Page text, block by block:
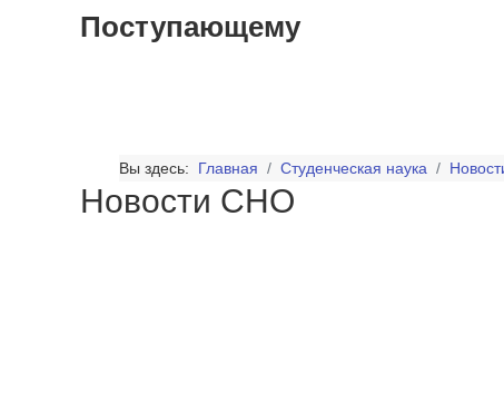
Поступающему
Вы здесь: Главная Студенческая наука
Новости СНО